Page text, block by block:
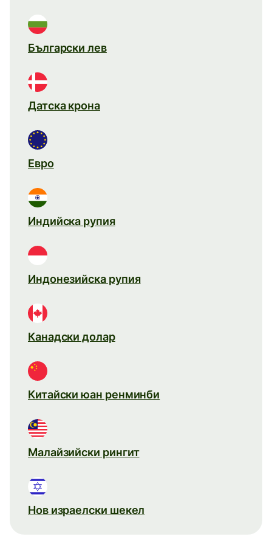
Български лев
Датска крона
Евро
Индийска рупия
Индонезийска рупия
Канадски долар
Китайски юан ренминби
Малайзийски рингит
Нов израелски шекел